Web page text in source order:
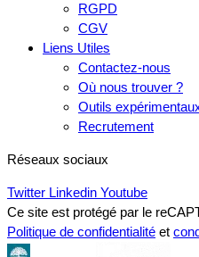
RGPD
CGV
Liens Utiles
Contactez-nous
Où nous trouver ?
Outils
Recrutement
Réseaux sociaux
Twitter Linkedin Youtube
Ce site est protégé par le
Politique de confidentialité et